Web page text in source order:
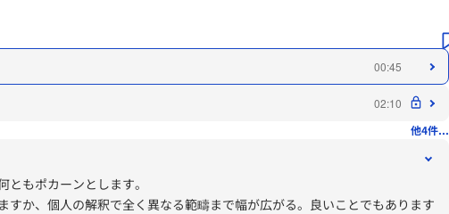
00:45
02:10
他4件...
ともポカーンとします。
すか、個人の解釈で全く異なる範疇まで幅が広がる。良いことでもあります